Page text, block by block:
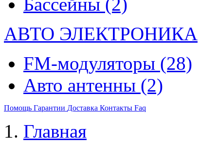
АВТО ЭЛЕКТРОНИКА
FM-модуляторы (28)
Авто антенны (2)
Помощь Гарантии Доставка Контакты Faq
Главная